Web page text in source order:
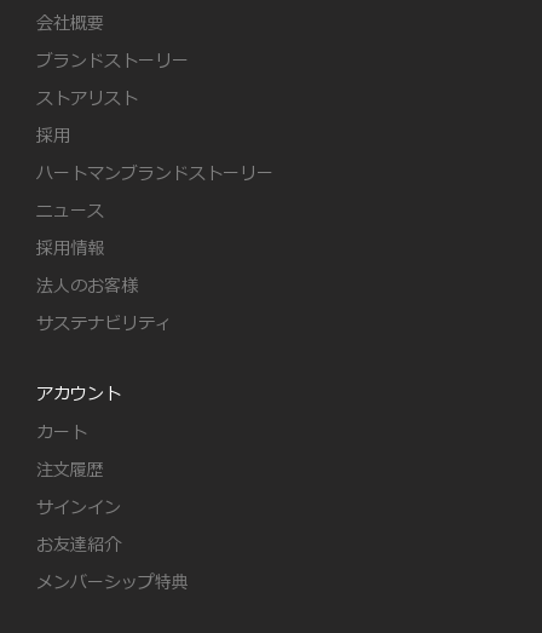
会社概要
ブランドストーリー
ストアリスト
採用
ハートマンブランドストーリー
ニュース
採用情報
法人のお客様
サステナビリティ
アカウント
カート
注文履歴
サインイン
お友達紹介
メンバーシップ特典